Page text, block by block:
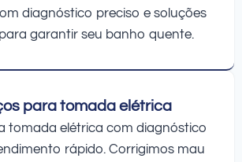
diagnóstico preciso e soluções
garantir seu banho quente.
para tomada elétrica
tomada elétrica com diagnóstico
rápido. Corrigimos mau